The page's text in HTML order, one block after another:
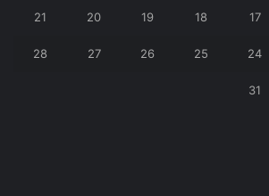
17
18
19
20
21
24
25
26
27
28
31